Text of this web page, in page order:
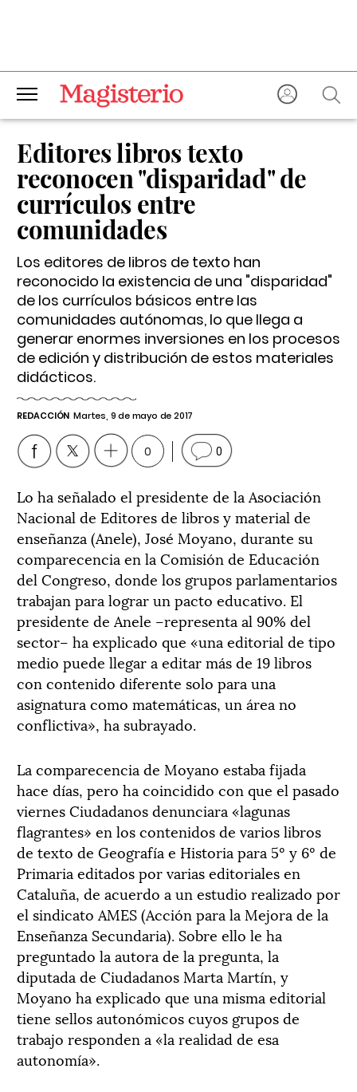
Editores libros texto
reconocen "disparidad" de
currículos entre
comunidades
Los editores de libros de texto han
reconocido la existencia de una "disparidad"
de los currículos básicos entre las
comunidades autónomas, lo que llega a
generar enormes inversiones en los procesos
de edición y distribución de estos materiales
didácticos.
REDACCIÓN Martes, 9 de mayo de 2017
0 0
Lo ha señalado el presidente de la Asociación
Nacional de Editores de libros y material de
enseñanza (Anele), José Moyano, durante su
comparecencia en la Comisión de Educación
del Congreso, donde los grupos parlamentarios
trabajan para lograr un pacto educativo. El
presidente de Anele –representa al 90% del
sector– ha explicado que «una editorial de tipo
medio puede llegar a editar más de 19 libros
con contenido diferente solo para una
asignatura como matemáticas, un área no
conflictiva», ha subrayado.
La comparecencia de Moyano estaba fijada
hace días, pero ha coincidido con que el pasado
viernes Ciudadanos denunciara «lagunas
flagrantes» en los contenidos de varios libros
de texto de Geografía e Historia para 5º y 6º de
Primaria editados por varias editoriales en
Cataluña, de acuerdo a un estudio realizado por
el sindicato AMES (Acción para la Mejora de la
Enseñanza Secundaria). Sobre ello le ha
preguntado la autora de la pregunta, la
diputada de Ciudadanos Marta Martín, y
Moyano ha explicado que una misma editorial
tiene sellos autonómicos cuyos grupos de
trabajo responden a «la realidad de esa
autonomía».